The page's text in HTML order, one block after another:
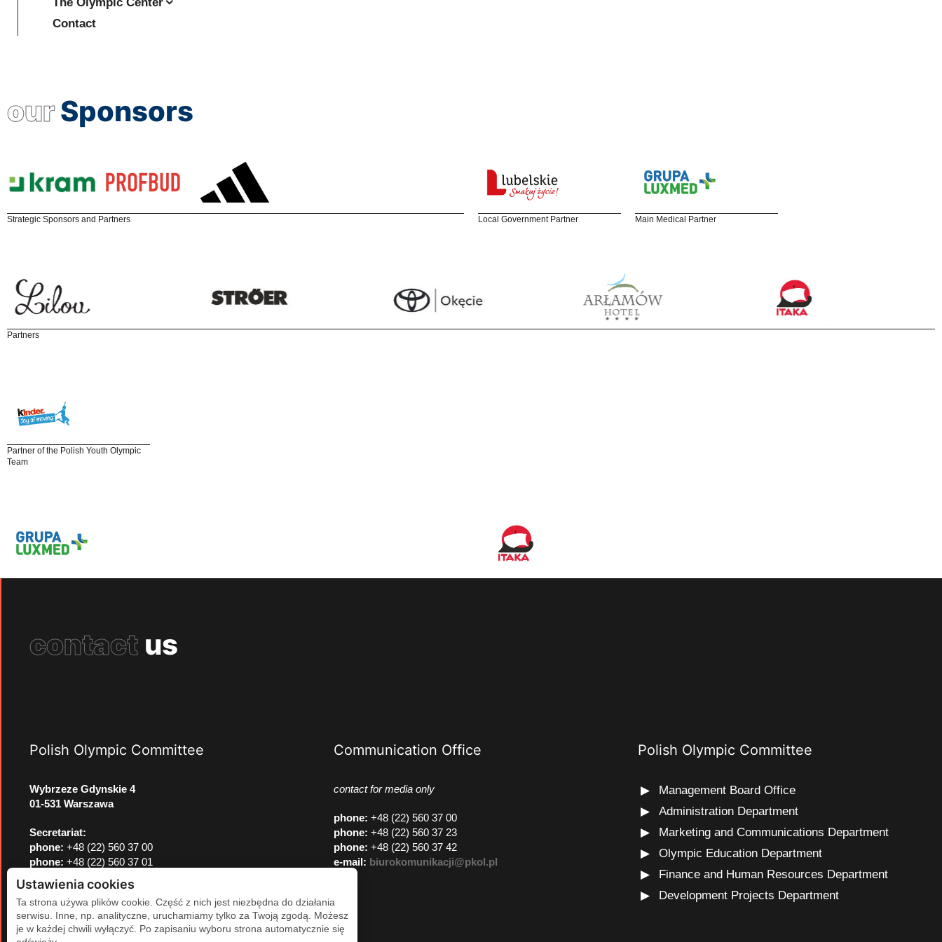
Contact
ourSponsors
Strategic Sponsors and Partners Local Government Partner Main Medical Partner
Partners
Partner of the Polish Youth Olympic
Team
contact us
Polish Olympic Committee
Wybrzeze Gdynskie 4
01-531 Warszawa
Secretariat:
phone: +48 (22) 560 37 00
phone: +48 (22) 560 37 01
e-mail:
pkol@pkol.pl
Communication Office
contact for media only
phone: +48 (22) 560 37 00
phone: +48 (22) 560 37 23
phone: +48 (22) 560 37 42
e-mail: biurokomunikacji@pkol.pl
Polish Olympic Committee
Management Board Office
Administration Department
Marketing and Communications Department
Olympic Education Department
Finance and Human Resources Department
Development Projects Department
Ustawienia cookies
Ta strona używa plików cookie. Część z nich jest niezbędna do działania
serwisu. Inne, np. analityczne, uruchamiamy tylko za Twoją zgodą. Możesz
je w każdej chwili wyłączyć. Po zapisaniu wyboru strona automatycznie się